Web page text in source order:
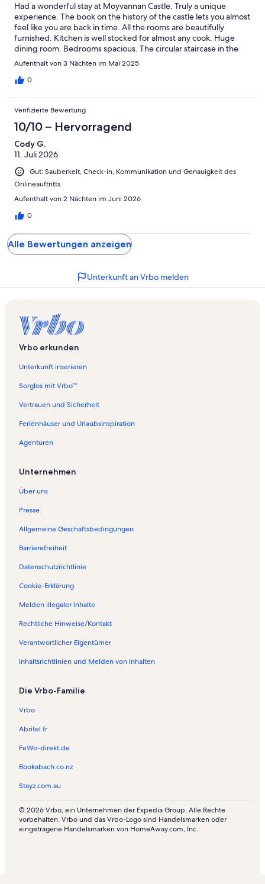
Had a wonderful stay at Moyvannan Castle. Truly a unique
experience. The book on the history of the castle lets you almost
feel like you are back in time. All the rooms are beautifully
furnished. Kitchen is well stocked for almost any cook. Huge
dining room. Bedrooms spacious. The circular staircase in the
turret is a little tight but a lift makes it easy to get up to the top
beautiful and the outdoor seating area is perfect. You are out in
we arrived Joan was there to meet us and made sure we had
everything we needed. Highly recommended!!
Aufenthalt von 3 Nächten im Mai 2025
0
Verifizierte Bewertung
10/10 – Hervorragend
Cody G.
11. Juli 2026
Gut: Sauberkeit, Check-in, Kommunikation und Genauigkeit des
Onlineauftritts
Aufenthalt von 2 Nächten im Juni 2026
0
Alle Bewertungen anzeigen
Unterkunft an Vrbo melden
Vrbo erkunden
Unterkunft inserieren
Sorglos mit Vrbo™
Vertrauen und Sicherheit
Ferienhäuser und Urlaubsinspiration
Agenturen
Unternehmen
Über uns
Presse
Allgemeine Geschäftsbedingungen
Barrierefreiheit
Datenschutzrichtlinie
Cookie-Erklärung
Melden illegaler Inhalte
Rechtliche Hinweise/Kontakt
Verantwortlicher Eigentümer
Inhaltsrichtlinien und Melden von Inhalten
Die Vrbo-Familie
Vrbo
Abritel.fr
FeWo-direkt.de
Bookabach.co.nz
Stayz.com.au
© 2026 Vrbo, ein Unternehmen der Expedia Group. Alle Rechte
vorbehalten. Vrbo und das Vrbo-Logo sind Handelsmarken oder
eingetragene Handelsmarken von HomeAway.com, Inc.